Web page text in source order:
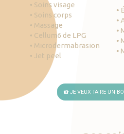
• Soins visage
• Soins corps
• Massage
• Cellum6 de LPG
• Microdermabrasion
• Jet peel
•
•
•
•
•
JE VEUX FAIRE UN